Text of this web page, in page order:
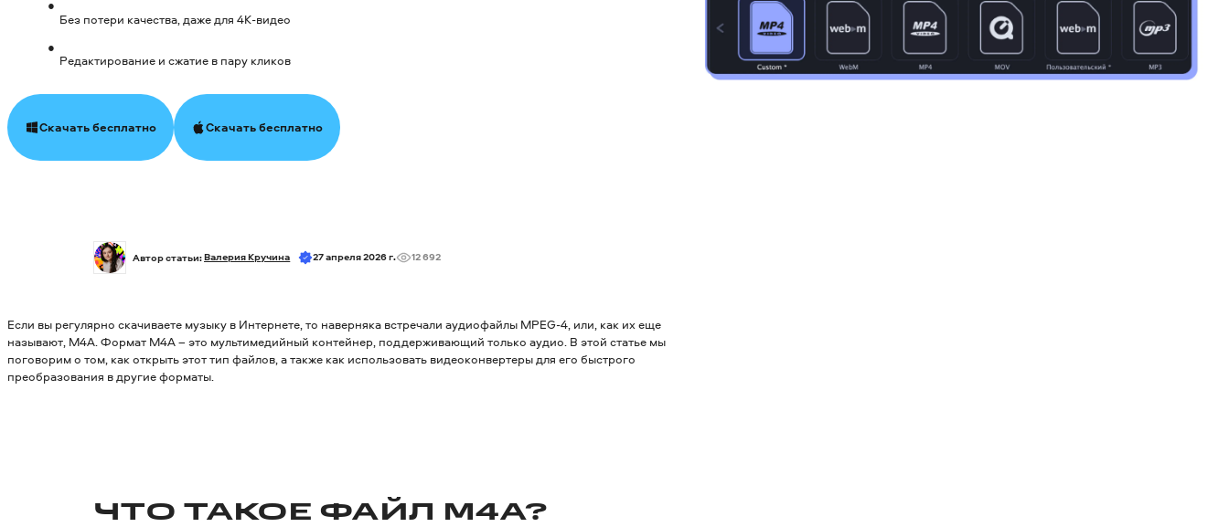
Без потери качества, даже для 4К-видео
Редактирование и сжатие в пару кликов
Скачать бесплатно Скачать бесплатно
Автор статьи: Валерия Кручина 27 апреля 2026 г. 12 692
Если вы регулярно скачиваете музыку в Интернете, то наверняка встречали аудиофайлы MPEG-4, или, как их еще
называют, M4A. Формат M4A – это мультимедийный контейнер, поддерживающий только аудио. В этой статье мы
поговорим о том, как открыть этот тип файлов, а также как использовать видеоконвертеры для его быстрого
преобразования в другие форматы.
ЧТО ТАКОЕ ФАЙЛ M4A?